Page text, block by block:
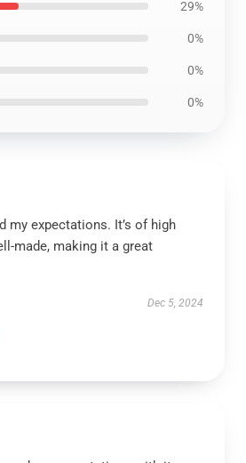
29%
0%
0%
0%
my expectations. It’s of high
made, making it a great
Dec 5, 2024